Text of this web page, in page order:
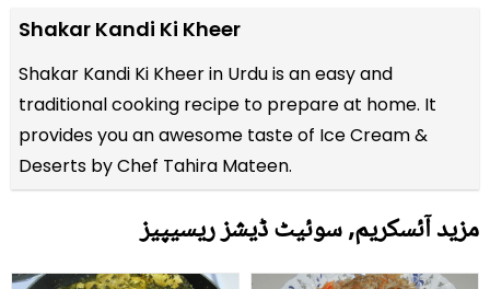
Shakar Kandi Ki Kheer
Shakar Kandi Ki Kheer in Urdu is an easy and
traditional cooking recipe to prepare at home. It
provides you an awesome taste of Ice Cream &
Deserts by Chef Tahira Mateen.
مزید آئسکریم, سوئیٹ ڈیشز ریسیپیز